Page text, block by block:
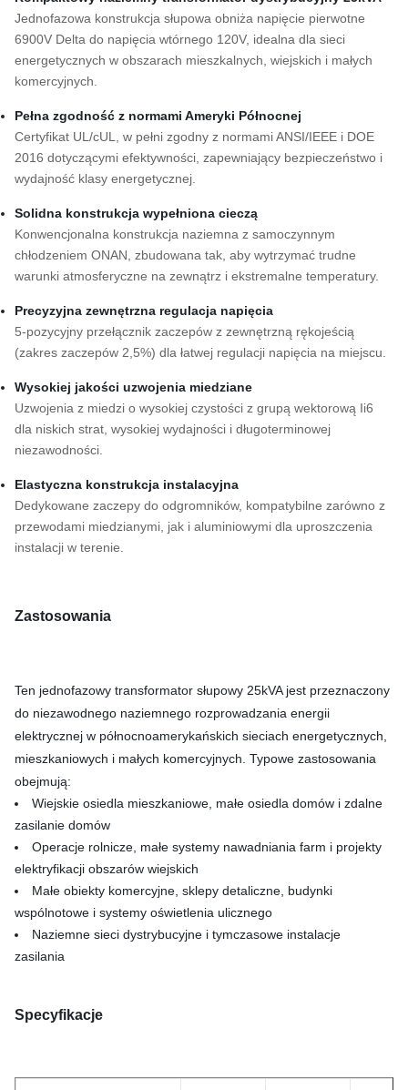
Jednofazowa konstrukcja słupowa obniża napięcie pierwotne
6900V Delta do napięcia wtórnego 120V, idealna dla sieci
energetycznych w obszarach mieszkalnych, wiejskich i małych
komercyjnych.
Pełna zgodność z normami Ameryki Północnej
Certyfikat UL/cUL, w pełni zgodny z normami ANSI/IEEE i DOE
2016 dotyczącymi efektywności, zapewniający bezpieczeństwo i
wydajność klasy energetycznej.
Solidna konstrukcja wypełniona cieczą
Konwencjonalna konstrukcja naziemna z samoczynnym
chłodzeniem ONAN, zbudowana tak, aby wytrzymać trudne
warunki atmosferyczne na zewnątrz i ekstremalne temperatury.
Precyzyjna zewnętrzna regulacja napięcia
5-pozycyjny przełącznik zaczepów z zewnętrzną rękojeścią
(zakres zaczepów 2,5%) dla łatwej regulacji napięcia na miejscu.
Wysokiej jakości uzwojenia miedziane
Uzwojenia z miedzi o wysokiej czystości z grupą wektorową Ii6
dla niskich strat, wysokiej wydajności i długoterminowej
niezawodności.
Elastyczna konstrukcja instalacyjna
Dedykowane zaczepy do odgromników, kompatybilne zarówno z
przewodami miedzianymi, jak i aluminiowymi dla uproszczenia
instalacji w terenie.
Zastosowania
Ten jednofazowy transformator słupowy 25kVA jest przeznaczony
do niezawodnego naziemnego rozprowadzania energii
elektrycznej w północnoamerykańskich sieciach energetycznych,
mieszkaniowych i małych komercyjnych. Typowe zastosowania
obejmują:
Wiejskie osiedla mieszkaniowe, małe osiedla domów i zdalne
zasilanie domów
Operacje rolnicze, małe systemy nawadniania farm i projekty
elektryfikacji obszarów wiejskich
Małe obiekty komercyjne, sklepy detaliczne, budynki
wspólnotowe i systemy oświetlenia ulicznego
Naziemne sieci dystrybucyjne i tymczasowe instalacje
zasilania
Specyfikacje